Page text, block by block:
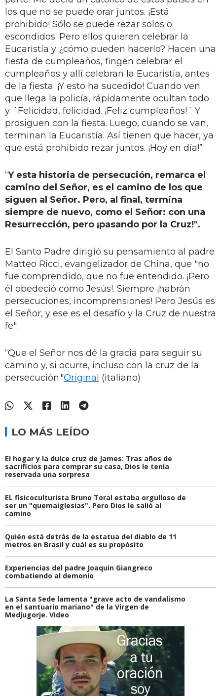
los que no se puede orar juntos. ¡Está
prohibido! Sólo se puede rezar solos o
escondidos. Pero ellos quieren celebrar la
Eucaristía y ¿cómo pueden hacerlo? Hacen una
fiesta de cumpleaños, fingen celebrar el
cumpleaños y allí celebran la Eucaristía, antes
de la fiesta. ¡Y esto ha sucedido! Cuando ven
que llega la policía, rápidamente ocultan todo
y ´Felicidad, felicidad. ¡Feliz cumpleaños!´ Y
prosiguen con la fiesta. Luego, cuando se van,
terminan la Eucaristía. Así tienen que hacer, ya
que está prohibido rezar juntos. ¡Hoy en día!”
“Y esta historia de persecución, remarca el
camino del Señor, es el camino de los que
siguen al Señor. Pero, al final, termina
siempre de nuevo, como el Señor: con una
Resurrección, pero ¡pasando por la Cruz!".
El Santo Padre dirigió su pensamiento al padre
Matteo Ricci, evangelizador de China, que "no
fue comprendido, que no fue entendido. ¡Pero
él obedeció como Jesús!. Siempre ¡habrán
persecuciones, incomprensiones! Pero Jesús es
el Señor, y ese es el desafío y la Cruz de nuestra
fe".
“Que el Señor nos dé la gracia para seguir su
camino y, si ocurre, incluso con la cruz de la
persecución."Original (italiano)
LO MÁS LEÍDO
El hogar y la dulce cruz de James: Tras años de
sacrificios para comprar su casa, Dios le tenía
reservada una sorpresa
EL fisicoculturista Bruno Toral estaba orgulloso de
ser un "quemaiglesias". Pero Dios le salió al
camino
Quién está detrás de la estatua del diablo de 11
metros en Brasil y cuál es su propósito
Experiencias del padre Joaquin Giangreco
combatiendo al demonio
La Santa Sede lamenta "grave acto de vandalismo
en el santuario mariano" de la Virgen de
Medjugorje. Video